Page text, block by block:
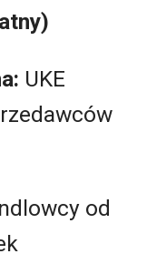
UKE
od